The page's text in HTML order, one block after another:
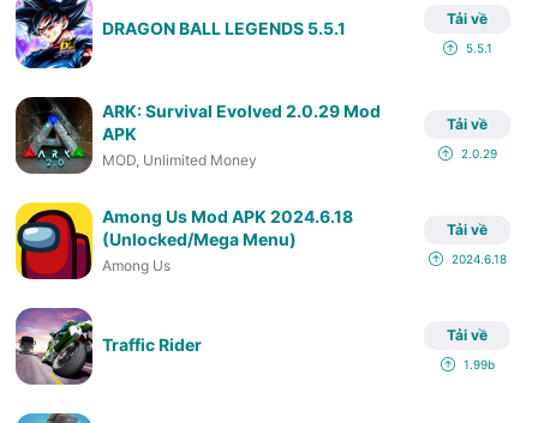
DRAGON BALL LEGENDS 5.5.1 Tải về
5.5.1
ARK: Survival Evolved 2.0.29 Mod
APK
MOD, Unlimited Money
Tải về
2.0.29
Among Us Mod APK 2024.6.18
(Unlocked/Mega Menu)
Among Us
Tải về
2024.6.18
Traffic Rider Tải về
1.99b